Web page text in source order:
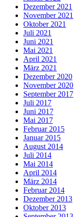
Dezember 2021
November 2021
Oktober 2021
Juli 2021
Juni 2021
Mai 2021
April 2021
März 2021
Dezember 2020
November 2020
September 2017
Juli 2017
Juni 2017
Mai 2017
Februar 2015
Januar 2015
August 2014
Juli 2014
Mai 2014
April 2014
März 2014
Februar 2014
Dezember 2013
Oktober 2013